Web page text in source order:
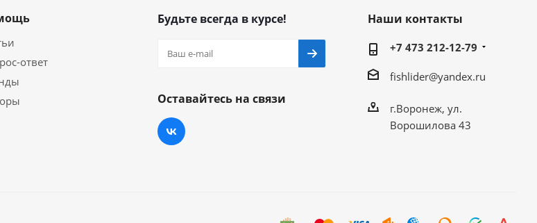
ответ
Будьте всегда в курсе!
Оставайтесь на связи
Наши контакты
+7 473 212-12-79
fishlider@yandex.ru
г.Воронеж, ул.
Ворошилова 43